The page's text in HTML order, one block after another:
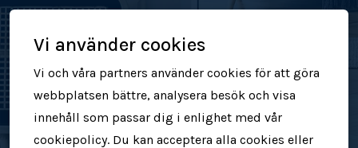
Sälj din bostad snabbt & tryggt
Få högre försäljningspris
Vi använder cookies
Vi och våra partners använder cookies för att göra
webbplatsen bättre, analysera besök och visa
innehåll som passar dig i enlighet med vår
cookiepolicy. Du kan acceptera alla cookies eller